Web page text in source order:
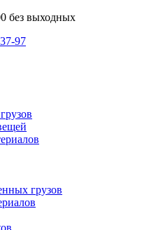
без выходных
97
грузов